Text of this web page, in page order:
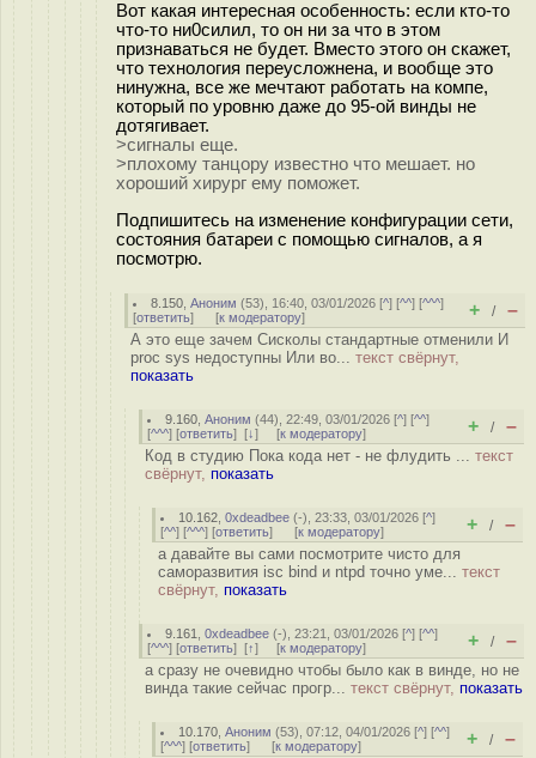
Вот какая интересная особенность: если кто-то
что-то ни0силил, то он ни за что в этом
признаваться не будет. Вместо этого он скажет,
что технология переусложнена, и вообще это
нинужна, все же мечтают работать на компе,
который по уровню даже до 95-ой винды не
дотягивает.
>сигналы еще.
>плохому танцору известно что мешает. но
хороший хирург ему поможет.
Подпишитесь на изменение конфигурации сети,
состояния батареи с помощью сигналов, а я
посмотрю.
8.150 ,Аноним (53), 16:40, 03/01/2026 [^] [^^] [^^^]
[ответить] [к модератору] + / –
А это еще зачем Сисколы стандартные отменили И
proc sys недоступны Или во... текст свёрнут,
показать
9.160 ,Аноним (44), 22:49, 03/01/2026 [^] [^^]
[^^^] [ответить] [↓] [к модератору] + / –
Код в студию Пока кода нет - не флудить ... текст
свёрнут, показать
10.162 ,0xdeadbee (-), 23:33, 03/01/2026 [^]
[^^] [^^^] [ответить] [к модератору] + / –
а давайте вы сами посмотрите чисто для
саморазвития isc bind и ntpd точно уме... текст
свёрнут, показать
9.161 ,0xdeadbee (-), 23:21, 03/01/2026 [^] [^^]
[^^^] [ответить] [↑] [к модератору] + / –
а сразу не очевидно чтобы было как в винде, но не
винда такие сейчас прогр... текст свёрнут, показать
10.170 ,Аноним (53), 07:12, 04/01/2026 [^] [^^]
[^^^] [ответить] [к модератору] + / –